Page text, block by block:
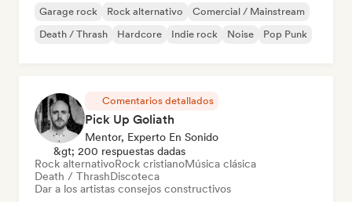
Garage rock Rock alternativo
Comercial / Mainstream
Death / Thrash
Hardcore Indie rock Noise Pop Punk
Comentarios detallados
Pick Up Goliath
Mentor, Experto En Sonido
&gt; 200 respuestas dadas
Rock alternativoRock cristianoMúsica clásica
Death / ThrashDiscoteca
Dar a los artistas consejos constructivos